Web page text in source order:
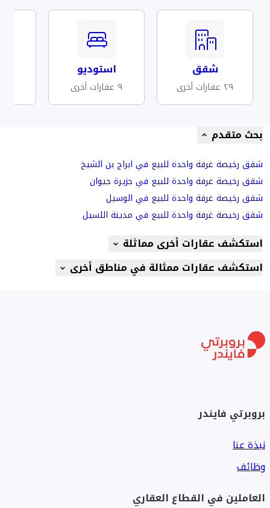
شقق
٢٩ عقارات أخرى
استوديو
٩ عقارات أخرى
بحث متقدم
شقق رخيصة غرفة واحدة للبيع في ابراج بن الشيخ
شقق رخيصة غرفة واحدة للبيع في جزيرة جيوان
شقق رخيصة غرفة واحدة للبيع في الوسيل
شقق رخيصة غرفة واحدة للبيع في مدينة اللسيل
استكشف عقارات أخرى مماثلة
استكشف عقارات ممثالة في مناطق أخرى
بروبرتي فايندر
نبذة عنا
وظائف
العاملين في القطاع العقاري